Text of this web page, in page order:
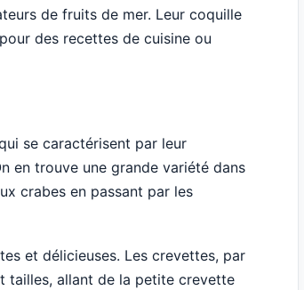
de fruits de mer. Leur coquille
des recettes de cuisine ou
se caractérisent par leur
en trouve une grande variété dans
crabes en passant par les
et délicieuses. Les crevettes, par
tailles, allant de la petite crevette